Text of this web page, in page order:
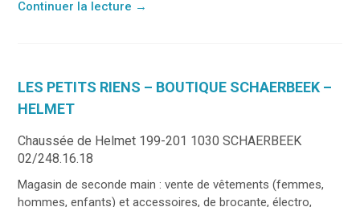
Continuer la lecture →
LES PETITS RIENS – BOUTIQUE SCHAERBEEK –
HELMET
Chaussée de Helmet 199-201 1030 SCHAERBEEK
02/248.16.18
Magasin de seconde main : vente de vêtements (femmes,
hommes, enfants) et accessoires, de brocante, électro,